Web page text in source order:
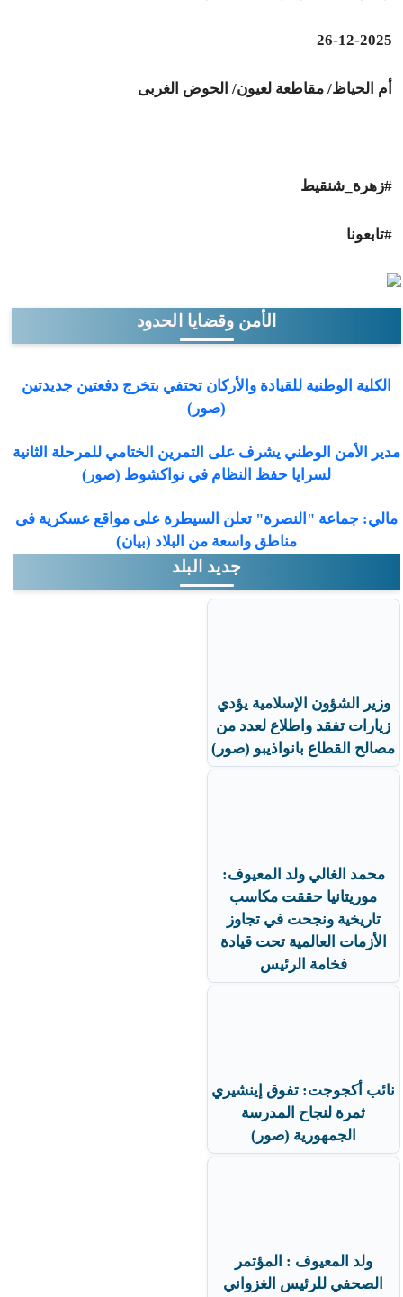
26-12-2025
أم الحياظ/ مقاطعة لعيون/ الحوض الغربى
#زهرة_شنقيط
#تابعونا
الأمن وقضايا الحدود
الكلية الوطنية للقيادة والأركان تحتفي بتخرج دفعتين جديدتين
(صور)
مدير الأمن الوطني يشرف على التمرين الختامي للمرحلة الثانية
لسرايا حفظ النظام في نواكشوط (صور)
مالي: جماعة "النصرة" تعلن السيطرة على مواقع عسكرية فى
مناطق واسعة من البلاد (بيان)
جديد البلد
وزير الشؤون الإسلامية يؤدي
زيارات تفقد واطلاع لعدد من
مصالح القطاع بانواذيبو (صور)
محمد الغالي ولد المعيوف:
موريتانيا حققت مكاسب
تاريخية ونجحت في تجاوز
الأزمات العالمية تحت قيادة
فخامة الرئيس
نائب أكجوجت: تفوق إينشيري
ثمرة لنجاح المدرسة
الجمهورية (صور)
ولد المعيوف : المؤتمر
الصحفي للرئيس الغزواني